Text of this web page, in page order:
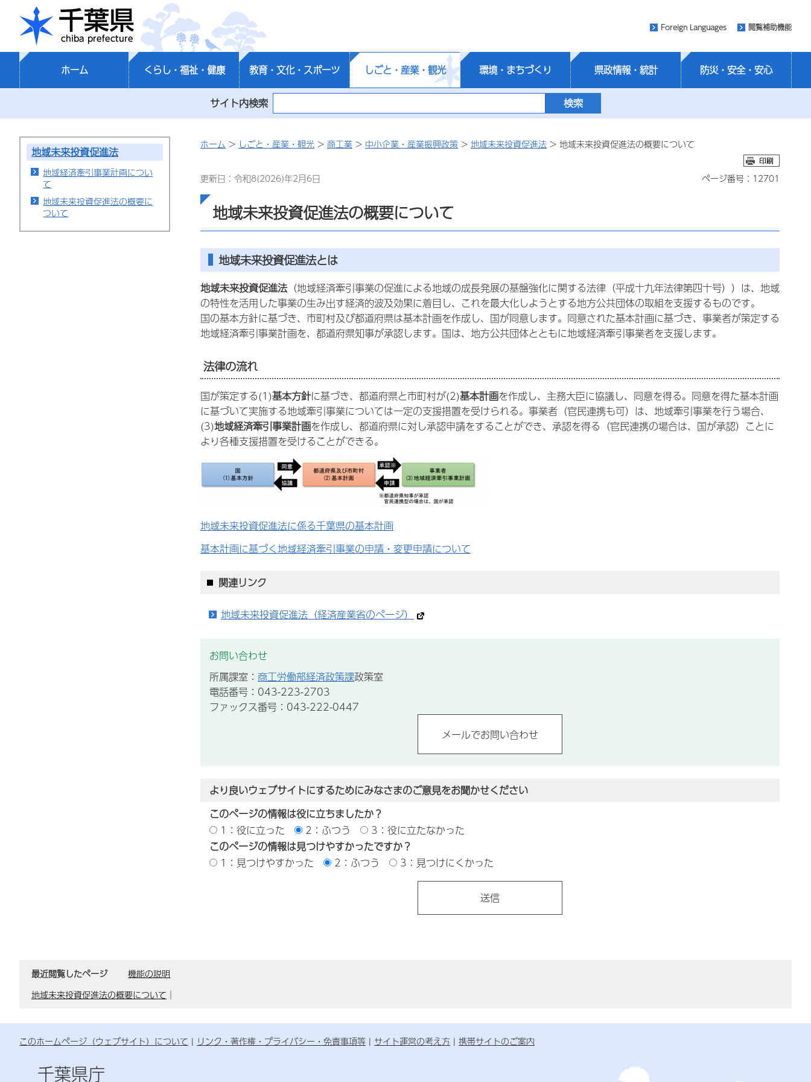
千葉県
Foreign Languages 閲覧補助機能
ホーム くらし・福祉・健康 教育・文化・スポーツ しごと・産業・観光 環境・まちづくり 県政情報・統計 防災・安全・安心
サイト内検索
地域未来投資促進法
地域経済牽引事業計画につい
て
地域未来投資促進法の概要に
ついて
ホーム > しごと・産業・観光 > 商工業 > 中小企業・産業振興政策 > 地域未来投資促進法 > 地域未来投資促進法の概要について
更新日：令和8(2026)年2月6日 ページ番号：12701
地域未来投資促進法の概要について
地域未来投資促進法とは
地域未来投資促進法 （地域経済牽引事業の促進による地域の成長発展の基盤強化に関する法律（平成十九年法律第四十号））は、地域
の特性を活用した事業の生み出す経済的波及効果に着目し、これを最大化しようとする地方公共団体の取組を支援するものです。
国の基本方針に基づき、市町村及び都道府県は基本計画を作成し、国が同意します。同意された基本計画に基づき、事業者が策定する
地域経済牽引事業計画を、都道府県知事が承認します。国は、地方公共団体とともに地域経済牽引事業者を支援します。
法律の流れ
国が策定する(1)基本方針に基づき、都道府県と市町村が(2)基本計画を作成し、主務大臣に協議し、同意を得る。同意を得た基本計画
に基づいて実施する地域牽引事業については一定の支援措置を受けられる。事業者（官民連携も可）は、地域牽引事業を行う場合、
(3)地域経済牽引事業計画を作成し、都道府県に対し承認申請をすることができ、承認を得る（官民連携の場合は、国が承認）ことに
より各種支援措置を受けることができる。
地域未来投資促進法に係る千葉県の基本計画
基本計画に基づく地域経済牽引事業の申請・変更申請について
関連リンク
地域未来投資促進法（経済産業省のページ）
お問い合わせ
所属課室： 商工労働部経済政策課政策室
電話番号：043-223-2703
ファックス番号：043-222-0447
より良いウェブサイトにするためにみなさまのご意見をお聞かせください
このページの情報は役に立ちましたか？
1：役に立った
2：ふつう
3：役に立たなかった
このページの情報は見つけやすかったですか？
1：見つけやすかった
2：ふつう 3：見つけにくかった
最近閲覧したページ
機能の説明
地域未来投資促進法の概要について ｜
このホームページ（ウェブサイト）について リンク・著作権・プライバシー・免責事項等 サイト運営の考え方 携帯サイトのご案内
千葉県庁